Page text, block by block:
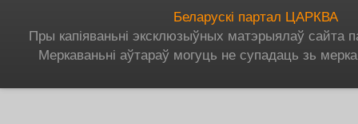
Беларускі партал ЦАРКВА
Пры капіяваньні эксклюзыўных матэрыялаў сайта
Меркаваньні аўтараў могуць не супадаць зь